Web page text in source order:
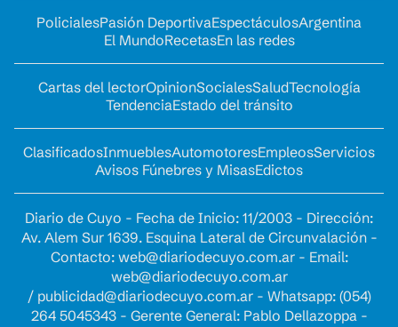
PolicialesPasión DeportivaEspectáculosArgentina
El MundoRecetasEn las redes
Cartas del lectorOpinionSocialesSaludTecnología
TendenciaEstado del tránsito
ClasificadosInmueblesAutomotoresEmpleosServicios
Avisos Fúnebres y MisasEdictos
Diario de Cuyo - Fecha de Inicio: 11/2003 - Dirección:
Av. Alem Sur 1639. Esquina Lateral de Circunvalación -
Contacto: web@diariodecuyo.com.ar- Email:
web@diariodecuyo.com.ar
/ publicidad@diariodecuyo.com.ar- Whatsapp: (054)
264 5045343 - Gerente General: Pablo Dellazoppa -